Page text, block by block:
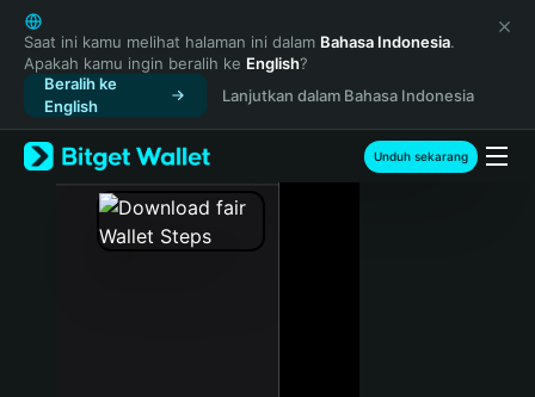
English
日本語
Tiếng Việt
Русский
Español (Latinoamérica)
Türkçe
Italiano
Saat ini kamu melihat halaman ini dalam Bahasa Indonesia.
Apakah kamu ingin beralih ke English?
Beralih ke
English
Lanjutkan dalam Bahasa Indonesia
Unduh sekarang